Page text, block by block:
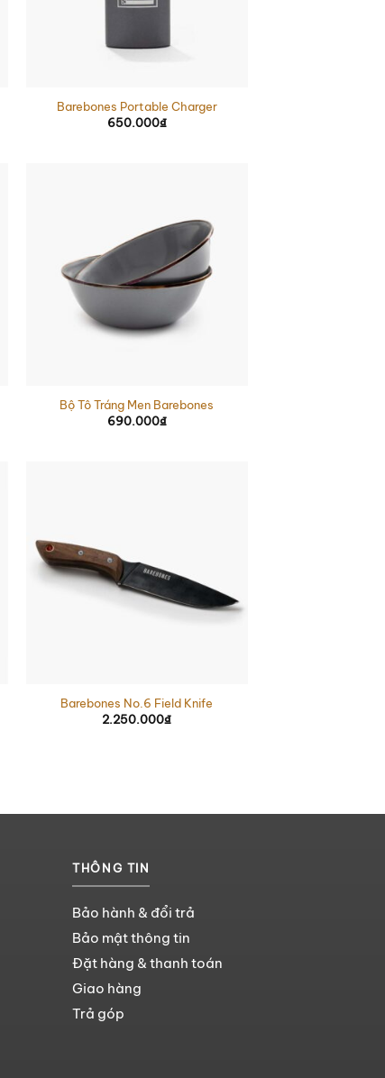
Barebones Portable Charger
650.000₫
Bộ Tô Tráng Men Barebones
690.000₫
Barebones No.6 Field Knife
2.250.000₫
THÔNG TIN
Bảo hành & đổi trả
Bảo mật thông tin
Đặt hàng & thanh toán
Giao hàng
Trả góp